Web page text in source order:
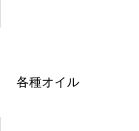
各種オイル